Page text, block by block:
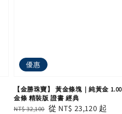
優惠
【金勝珠寶】 黃金條塊｜純黃金
金條 精裝版 證書 經典
Regular
NT$ 32,100 Sale
從 NT$ 23,120 起